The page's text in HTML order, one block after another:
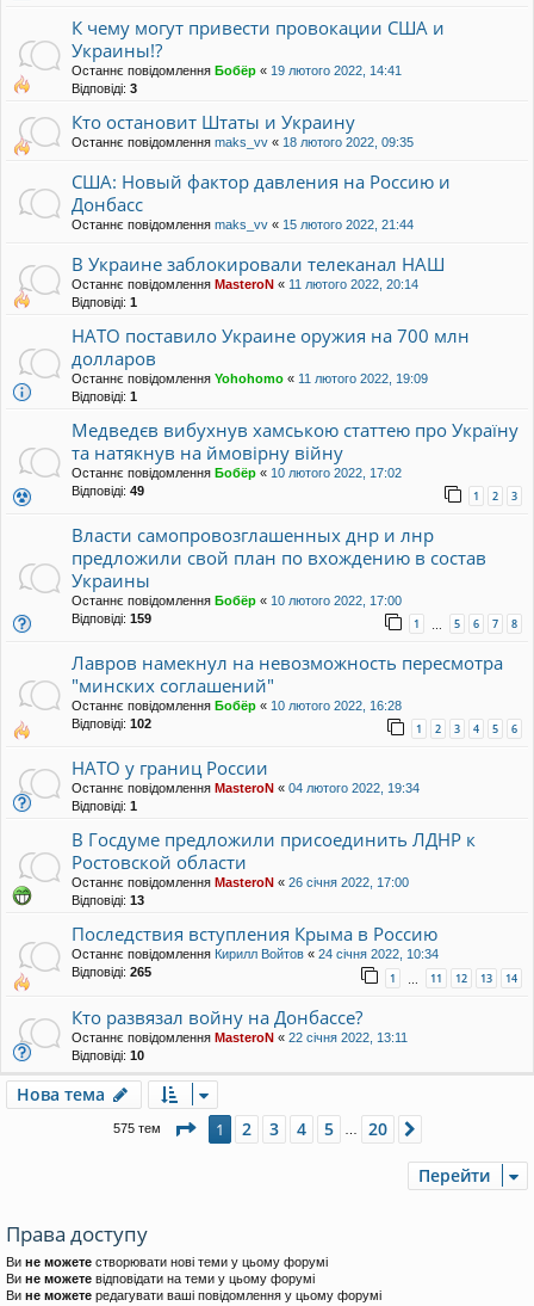
К чему могут привести провокации США и
Украины!?
Останнє повідомлення Бобёр « 19 лютого 2022, 14:41
Відповіді: 3
Кто остановит Штаты и Украину
Останнє повідомлення maks_vv « 18 лютого 2022, 09:35
США: Новый фактор давления на Россию и
Донбасс
Останнє повідомлення maks_vv « 15 лютого 2022, 21:44
В Украине заблокировали телеканал НАШ
Останнє повідомлення MasteroN « 11 лютого 2022, 20:14
Відповіді: 1
НАТО поставило Украине оружия на 700 млн
долларов
Останнє повідомлення Yohohomo « 11 лютого 2022, 19:09
Відповіді: 1
Медведєв вибухнув хамською статтею про Україну
та натякнув на ймовірну війну
Останнє повідомлення Бобёр « 10 лютого 2022, 17:02
Відповіді: 49 1 2 3
Власти самопровозглашенных днр и лнр
предложили свой план по вхождению в состав
Украины
Останнє повідомлення Бобёр « 10 лютого 2022, 17:00
Відповіді: 159 1 … 5 6 7 8
Лавров намекнул на невозможность пересмотра
"минских соглашений"
Останнє повідомлення Бобёр « 10 лютого 2022, 16:28
Відповіді: 102 1 2 3 4 5 6
НАТО у границ России
Останнє повідомлення MasteroN « 04 лютого 2022, 19:34
Відповіді: 1
В Госдуме предложили присоединить ЛДНР к
Ростовской области
Останнє повідомлення MasteroN « 26 січня 2022, 17:00
Відповіді: 13
Последствия вступления Крыма в Россию
Останнє повідомлення Кирилл Войтов « 24 січня 2022, 10:34
Відповіді: 265 1 11 12 13 14
Кто развязал войну на Донбассе?
Останнє повідомлення MasteroN « 22 січня 2022, 13:11
Відповіді: 10
Нова тема
575 тем Сторінка1 з20
1 2 3 4 5 20
Перейти
Права доступу
Ви не можете створювати нові теми у цьому форумі
Ви не можете відповідати на теми у цьому форумі
Ви не можете редагувати ваші повідомлення у цьому форумі